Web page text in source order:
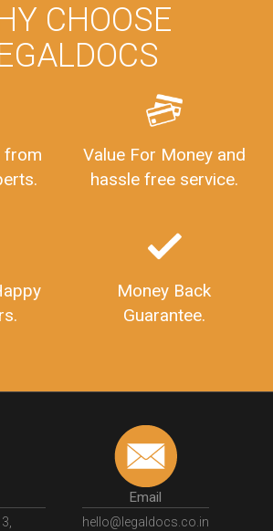
CHOOSE
from
Value For Money and
hassle free service.
Money Back
Guarantee.
Email
hello@legaldocs.co.in